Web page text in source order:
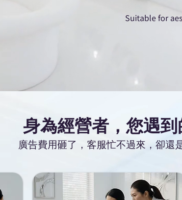
Suitable for
身為經營者，您遇
廣告費用砸了，客服忙不過來，卻還